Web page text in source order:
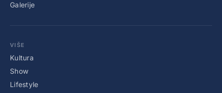
Galerije
VIŠE
Kultura
Show
Lifestyle